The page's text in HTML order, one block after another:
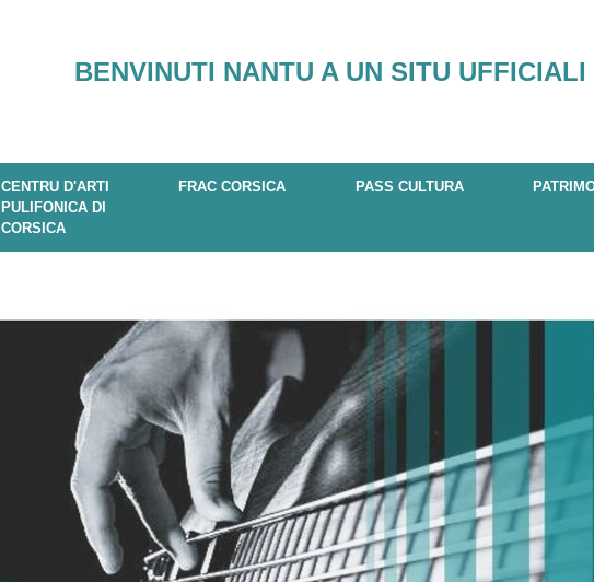
BENVINUTI NANTU A UN SITU
CENTRU D'ARTI
PULIFONICA DI
CORSICA
FRAC CORSICA PASS CULTURA